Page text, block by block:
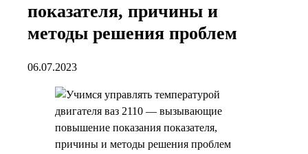
показателя, причины и
методы решения проблем
06.07.2023